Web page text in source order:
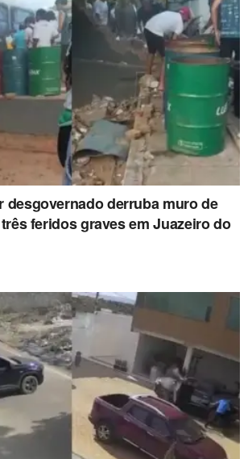
desgovernado derruba muro de
feridos graves em Juazeiro do